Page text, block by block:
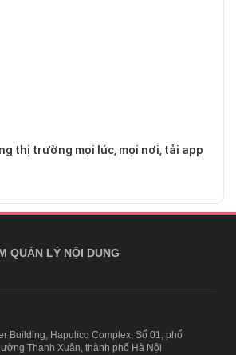
thị trường mọi lúc, mọi nơi, tải app
QUẢN LÝ NỘI DUNG
Building, Hapulico Complex, Số 01, phố
Thanh Xuân, thành phố Hà Nội